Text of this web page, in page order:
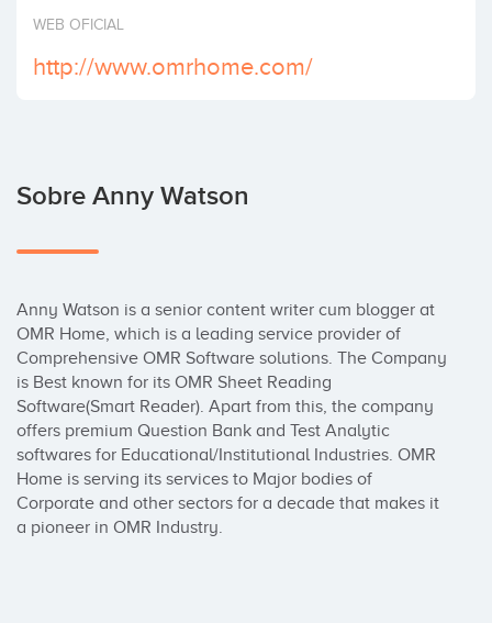
Invertir
WEB OFICIAL
http://www.omrhome.com/
Sobre Anny Watson
Anny Watson is a senior content writer cum blogger at
OMR Home, which is a leading service provider of
Comprehensive OMR Software solutions. The Company
is Best known for its OMR Sheet Reading
Software(Smart Reader). Apart from this, the company
offers premium Question Bank and Test Analytic
softwares for Educational/Institutional Industries. OMR
Home is serving its services to Major bodies of
Corporate and other sectors for a decade that makes it
a pioneer in OMR Industry.